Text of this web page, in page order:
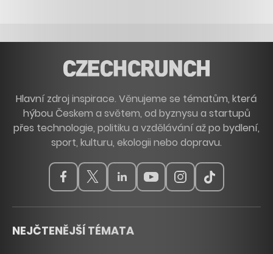
Hlavní zdroj inspirace. Věnujeme se tématům, která
hýbou Českem a světem, od byznysu a startupů
přes technologie, politiku a vzdělávání až po bydlení,
sport, kulturu, ekologii nebo dopravu.
NEJČTENĚJŠÍ TÉMATA